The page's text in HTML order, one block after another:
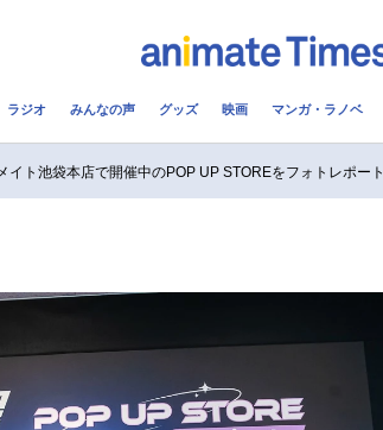
アニメ映画一覧
実写化映画一覧
男性声優/女性声優一覧
ラジオ みんなの声 グッズ 映画 マンガ・ラノベ
イト池袋本店で開催中のPOP UP STOREをフォトレポート